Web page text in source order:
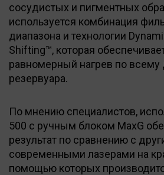
сосудистых и пигментных
используется комбинация
диапазона и технологии
Shifting™, которая
равномерный нагрев по всему
резервуара.
По мнению специалистов,
500 с ручным блоком MaxG
результат по сравнению с
современными лазерами на
помощью которых